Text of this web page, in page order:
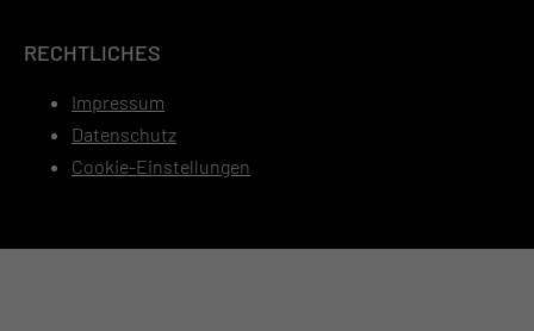
RECHTLICHES
Impressum
Datenschutz
Cookie-Einstellungen